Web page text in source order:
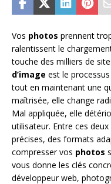
Vos photos prennent
ralentissent le
touche des milliers de
d’image est le
tout en maintenant une
maîtrisée, elle change
Mal appliquée, elle
utilisateur. Entre ces
précises, des formats
compresser vos photos
vous donne les clés
développeur web,